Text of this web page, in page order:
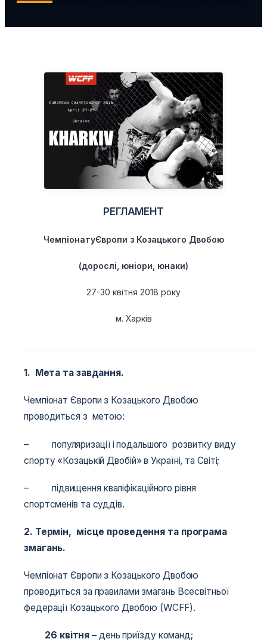
РЕГЛАМЕНТ
ЧемпіонатуЄвропи з Козацького Двобою
(дорослі, юніори, юнаки)
27-30 квітня 2018 року
м. Харків
1. Мета та завдання.
Чемпіонат Європи з Козацького Двобою
проводиться з метою:
– популяризації і подальшого розвитку виду
спорту «Козацькій Двобій» в Україні, та Світі;
– підвищення кваліфікаційного рівня
спортсменів та суддів.
2. Термін, місце проведення та програма
змагань.
Чемпіонат Європи з Козацького Двобою
проводиться за правилами змагань Всесвітньої
федерації Козацького Двобою (WCFF).
26 квітня – день приїзду команд;